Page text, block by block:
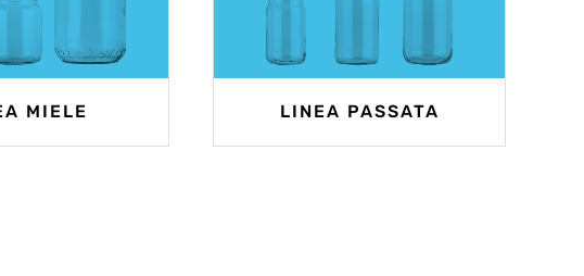
MIELE LINEA PASSATA